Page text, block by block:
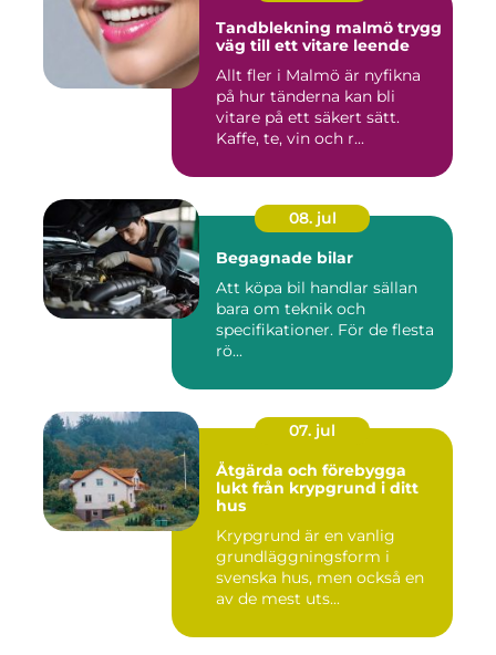
Tandblekning malmö trygg
väg till ett vitare leende
Allt fler i Malmö är nyfikna
på hur tänderna kan bli
vitare på ett säkert sätt.
Kaffe, te, vin och r...
08. jul
Begagnade bilar
Att köpa bil handlar sällan
bara om teknik och
specifikationer. För de flesta
rö...
07. jul
Åtgärda och förebygga
lukt från krypgrund i ditt
hus
Krypgrund är en vanlig
grundläggningsform i
svenska hus, men också en
av de mest uts...